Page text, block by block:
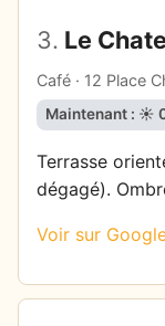
3. Le
Café · 12 Place
Maintenant : ☀️
Terrasse
dégagé).
Voir sur